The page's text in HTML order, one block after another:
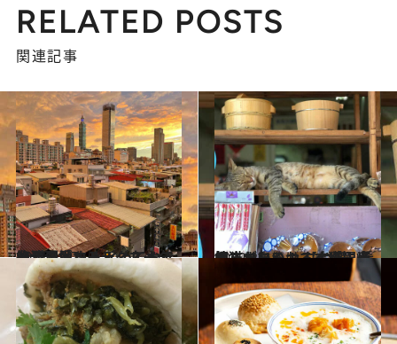
RELATED POSTS
関連記事
2021.11.7
台湾現地コーディネーターが溺愛する とっておき絶景スポット＆グルメ
旅＆お出かけ 2022.2.4
気ままにくつろぐ猫に癒やされたい！ 【台湾】看板猫がいるおすすめ観光地
旅＆お出かけ